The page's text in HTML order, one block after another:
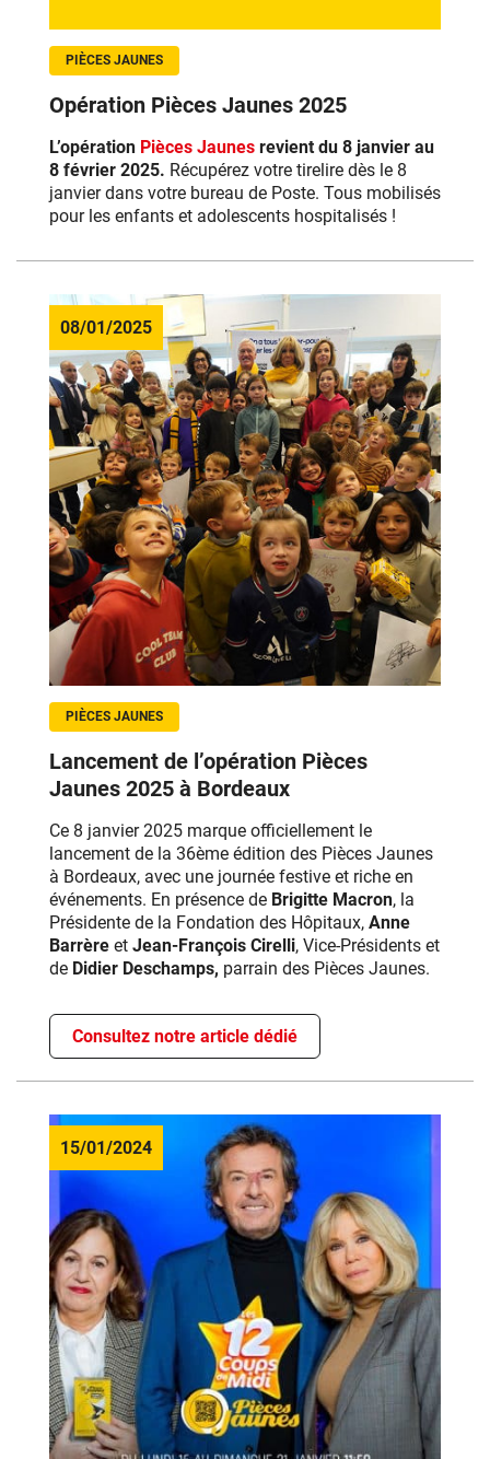
PIÈCES JAUNES
Opération Pièces Jaunes 2025
L’opération Pièces Jaunes revient du 8 janvier au
8 février 2025. Récupérez votre tirelire dès le 8
janvier dans votre bureau de Poste. Tous mobilisés
pour les enfants et adolescents hospitalisés !
08/01/2025
PIÈCES JAUNES
Lancement de l’opération Pièces
Jaunes 2025 à Bordeaux
Ce 8 janvier2025 marque officiellement le
lancement de la 36ème édition des Pièces Jaunes
à Bordeaux, avec une journée festive et riche en
événements. En présence de Brigitte Macron, la
Présidente de la Fondation des Hôpitaux, Anne
Barrère et Jean-François Cirelli, Vice-Présidents et
de Didier Deschamps, parrain des Pièces Jaunes.
Consultez notre article dédié
15/01/2024